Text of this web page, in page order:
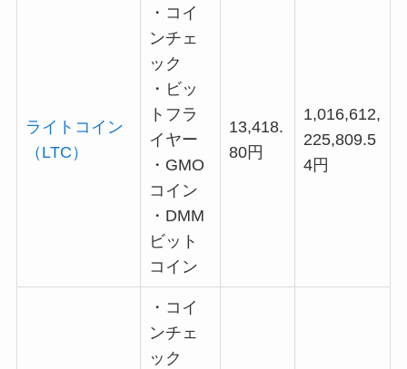
ライトコイン
（LTC）
・コイ
ンチェ
ック
・ビッ
トフラ
イヤー
・GMO
コイン
・DMM
ビット
コイン
13,418.
80円
1,016,612,
225,809.5
4円
・コイ
ンチェ
ック